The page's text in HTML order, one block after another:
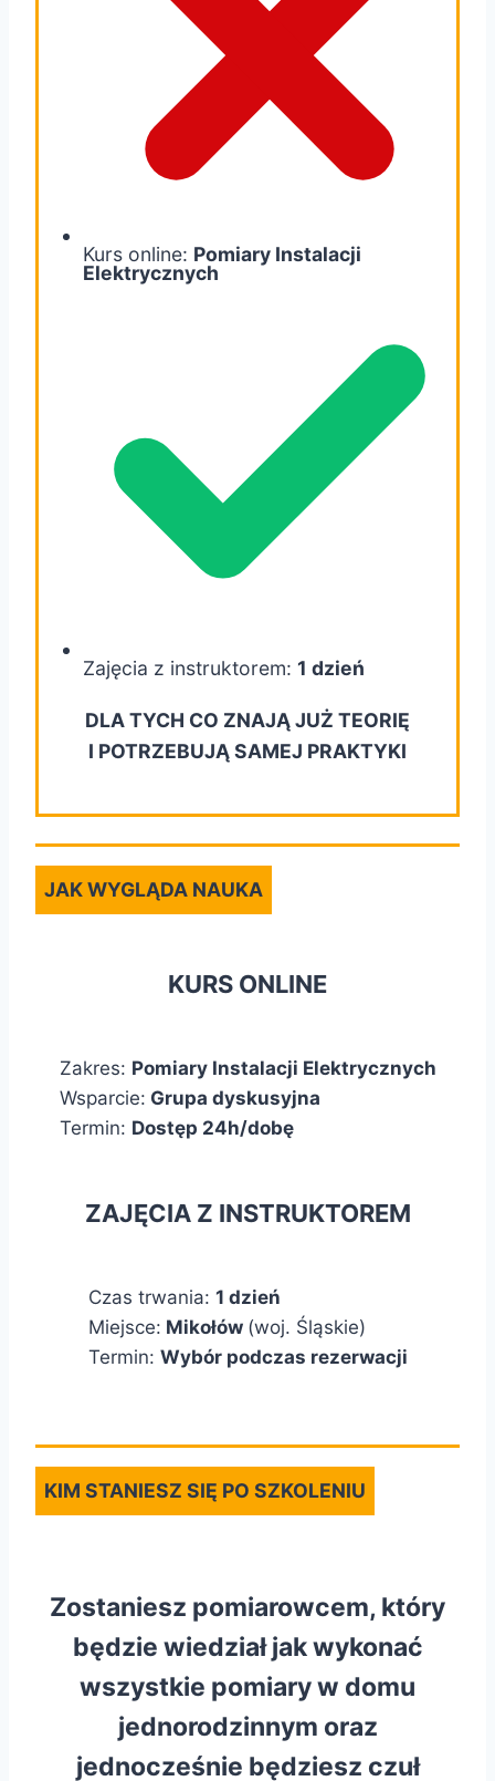
Kurs online: Pomiary Instalacji
Elektrycznych
Zajęcia z instruktorem: 1 dzień
DLA TYCH CO ZNAJĄ JUŻ TEORIĘ
I POTRZEBUJĄ SAMEJ PRAKTYKI
JAK WYGLĄDA NAUKA
KURS ONLINE
Zakres: Pomiary Instalacji Elektrycznych
Wsparcie: Grupa dyskusyjna
Termin: Dostęp 24h/dobę
ZAJĘCIA Z INSTRUKTOREM
Czas trwania: 1 dzień
Miejsce: Mikołów (woj. Śląskie)
Termin: Wybór podczas rezerwacji
KIM STANIESZ SIĘ PO SZKOLENIU
Zostaniesz pomiarowcem, który
będzie wiedział jak wykonać
wszystkie pomiary w domu
jednorodzinnym oraz
jednocześnie będziesz czuł